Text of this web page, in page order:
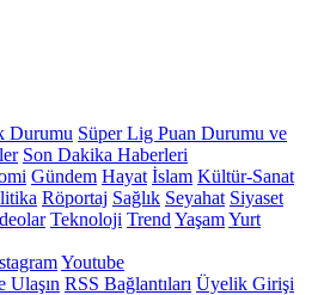
Durumu Süper Lig Puan Durumu ve
Son Dakika Haberleri
Gündem Hayat İslam Kültür-Sanat
Röportaj Sağlık Seyahat Siyaset
Teknoloji Trend YaşamYurt
Youtube
Ulaşın RSS Bağlantıları Üyelik Girişi